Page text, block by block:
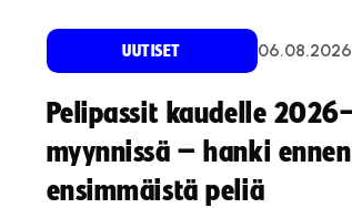
UUTISET 06.08.2026
Pelipassit kaudelle
myynnissä – hanki ennen
ensimmäistä peliä